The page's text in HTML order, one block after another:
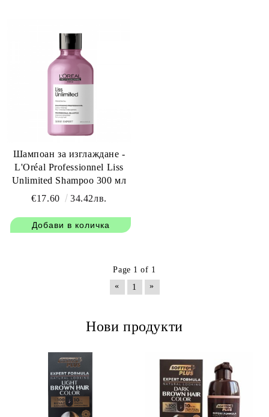
Шампоан за изглаждане -
L'Oréal Professionnel Liss
Unlimited Shampoo 300 мл
€17.60
34.42лв.
Page 1 of 1
«
1 »
Нови продукти